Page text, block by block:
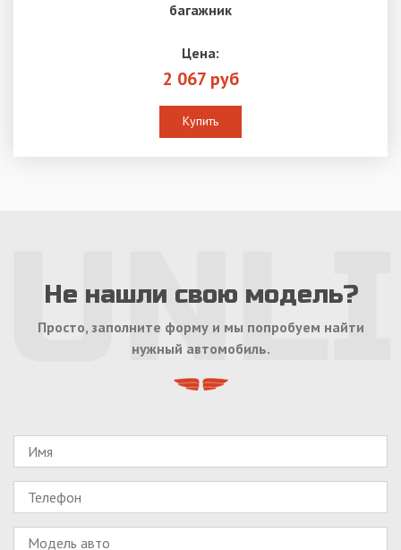
багажник
Цена:
2 067 руб
Купить
Не нашли свою модель?
Просто, заполните форму и мы попробуем найти
нужный автомобиль.